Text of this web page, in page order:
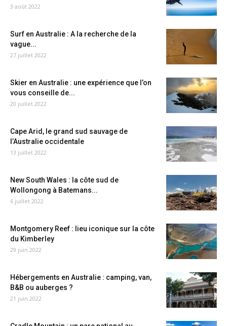
3 août 2022
Surf en Australie : A la recherche de la
vague...
27 juillet 2022
Skier en Australie : une expérience que l’on
vous conseille de...
20 juillet 2022
Cape Arid, le grand sud sauvage de
l’Australie occidentale
13 juillet 2022
New South Wales : la côte sud de
Wollongong à Batemans...
6 juillet 2022
Montgomery Reef : lieu iconique sur la côte
du Kimberley
29 juin 2022
Hébergements en Australie : camping, van,
B&B ou auberges ?
21 juin 2022